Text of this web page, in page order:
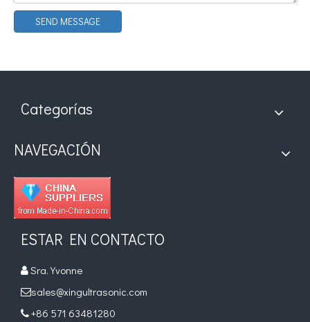
SEND MESSAGE
Categorías
NAVEGACIÓN
ESTAR EN CONTACTO
 Sra. Yvonne
sales@xingultrasonic.com
 +86 571 63481280